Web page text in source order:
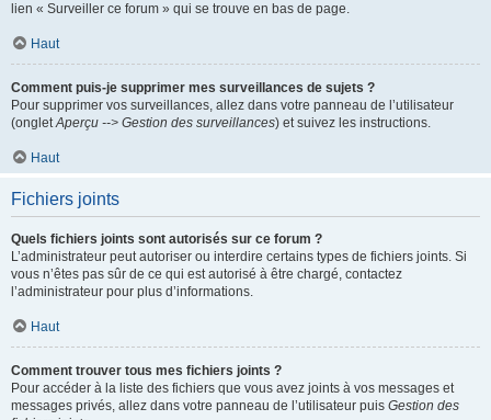
lien « Surveiller ce forum » qui se trouve en bas de page.
Haut
Comment puis-je supprimer mes surveillances de sujets ?
Pour supprimer vos surveillances, allez dans votre panneau de l’utilisateur
(ongletAperçu --> Gestion des surveillances) et suivez les instructions.
Haut
Fichiers joints
Quels fichiers joints sont autorisés sur ce forum ?
L’administrateur peut autoriser ou interdire certains types de fichiers joints. Si
vous n’êtes pas sûr de ce qui est autorisé à être chargé, contactez
l’administrateur pour plus d’informations.
Haut
Comment trouver tous mes fichiers joints ?
Pour accéder à la liste des fichiers que vous avez joints à vos messages et
messages privés, allez dans votre panneau de l’utilisateur puis Gestion des